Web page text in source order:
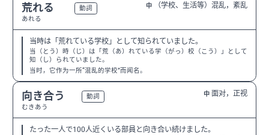
荒れる
あれる
動詞 中 （学校、生活等）混乱，紊乱
当時は「荒れている学校」として知られていました。
当（とう）時（じ）は「荒（あ）れている学（がっ）校（こう）」として
知（し）られていました。
当时，它作为一所“混乱的学校”而闻名。
向き合う
むきあう
動詞 中 面对，正视
たった一人で100人近くいる部員と向き合い続けました。